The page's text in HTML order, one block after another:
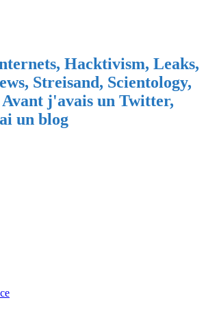
Hacktivism, Leaks,
Streisand, Scientology,
j'avais un Twitter,
un blog